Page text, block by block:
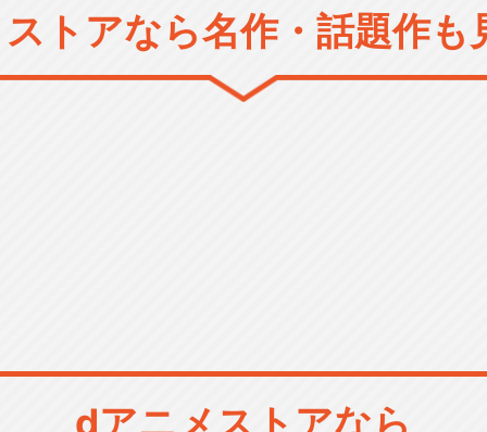
トアなら名作・話題作も
dアニメストアなら